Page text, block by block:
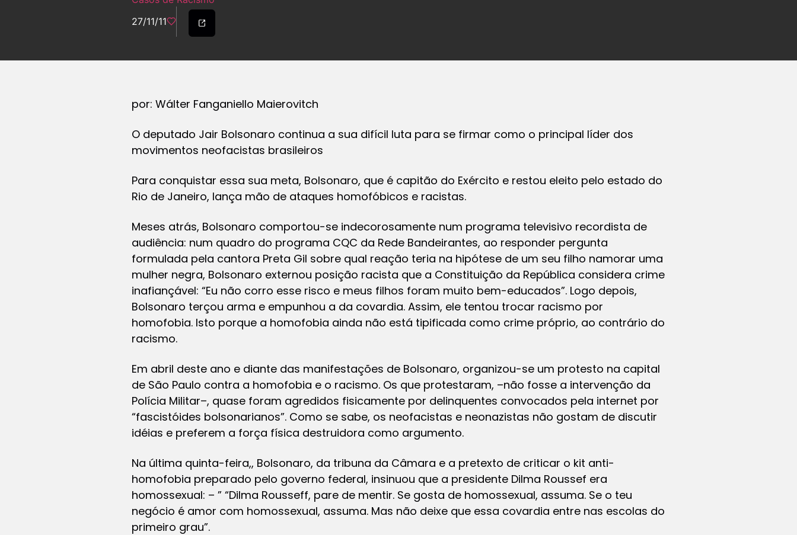
27/11/11
por: Wálter Fanganiello Maierovitch
O deputado Jair Bolsonaro continua a sua difícil luta para se firmar como o principal líder dos
movimentos neofacistas brasileiros
Para conquistar essa sua meta, Bolsonaro, que é capitão do Exército e restou eleito pelo estado do
Rio de Janeiro, lança mão de ataques homofóbicos e racistas.
Meses atrás, Bolsonaro comportou-se indecorosamente num programa televisivo recordista de
audiência: num quadro do programa CQC da Rede Bandeirantes, ao responder pergunta
formulada pela cantora Preta Gil sobre qual reação teria na hipótese de um seu filho namorar uma
mulher negra, Bolsonaro externou posição racista que a Constituição da República considera crime
inafiançável: “Eu não corro esse risco e meus filhos foram muito bem-educados”. Logo depois,
Bolsonaro terçou arma e empunhou a da covardia. Assim, ele tentou trocar racismo por
homofobia. Isto porque a homofobia ainda não está tipificada como crime próprio, ao contrário do
racismo.
Em abril deste ano e diante das manifestações de Bolsonaro, organizou-se um protesto na capital
de São Paulo contra a homofobia e o racismo. Os que protestaram, –não fosse a intervenção da
Polícia Militar–, quase foram agredidos fisicamente por delinquentes convocados pela internet por
“fascistóides bolsonarianos”. Como se sabe, os neofacistas e neonazistas não gostam de discutir
idéias e preferem a força física destruidora como argumento.
Na última quinta-feira,, Bolsonaro, da tribuna da Câmara e a pretexto de criticar o kit anti-
homofobia preparado pelo governo federal, insinuou que a presidente Dilma Roussef era
homossexual: – ” “Dilma Rousseff, pare de mentir. Se gosta de homossexual, assuma. Se o teu
negócio é amor com homossexual, assuma. Mas não deixe que essa covardia entre nas escolas do
primeiro grau”.